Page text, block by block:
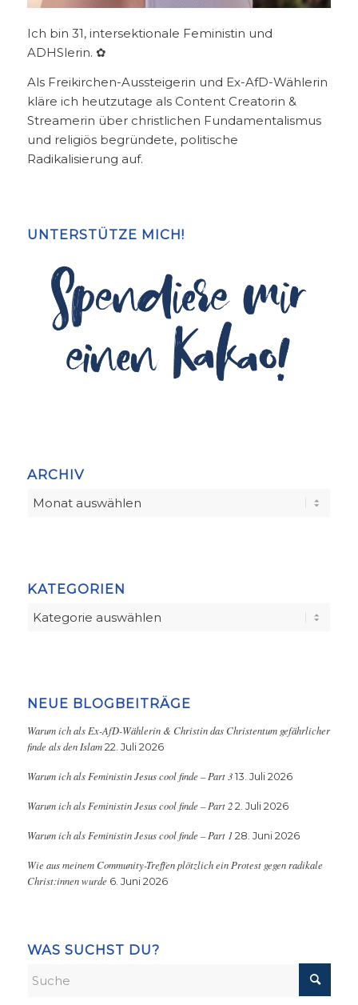
Ich bin 31, intersektionale Feministin und
ADHSlerin. ✿
Als Freikirchen-Aussteigerin und Ex-AfD-Wählerin
kläre ich heutzutage als Content Creatorin &
Streamerin über christlichen Fundamentalismus
und religiös begründete, politische
Radikalisierung auf.
UNTERSTÜTZE MICH!
ARCHIV
KATEGORIEN
Kategorien
NEUE BLOGBEITRÄGE
Warum ich als Ex-AfD-Wählerin & Christin das Christentum gefährlicher
finde als den Islam 22. Juli 2026
Warum ich als Feministin Jesus cool finde – Part 3 13. Juli 2026
Warum ich als Feministin Jesus cool finde – Part 2 2. Juli 2026
Warum ich als Feministin Jesus cool finde – Part 1 28. Juni 2026
Wie aus meinem Community-Treffen plötzlich ein Protest gegen radikale
Christ:innen wurde 6. Juni 2026
WAS SUCHST DU?